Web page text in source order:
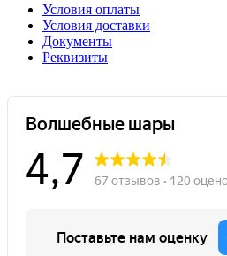
Условия оплаты
Условия доставки
Документы
Реквизиты